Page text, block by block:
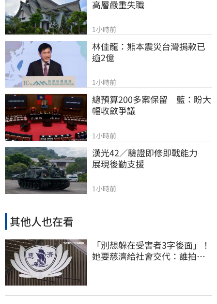
高層嚴重失職
1小時前
林佳龍：熊本震災台灣捐款已
逾2億
1小時前
總預算200多案保留　藍：盼大
幅收斂爭議
1小時前
漢光42／驗證即修即戰能力
展現後勤支援
1小時前
其他人也在看
「別想躲在受害者3字後面」！
她要慈濟給社會交代：誰拍板